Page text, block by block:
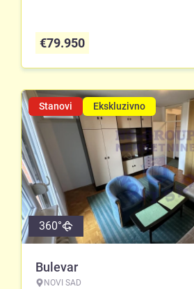
€79.950
Stanovi Ekskluzivno
360°
Bulevar
NOVI SAD